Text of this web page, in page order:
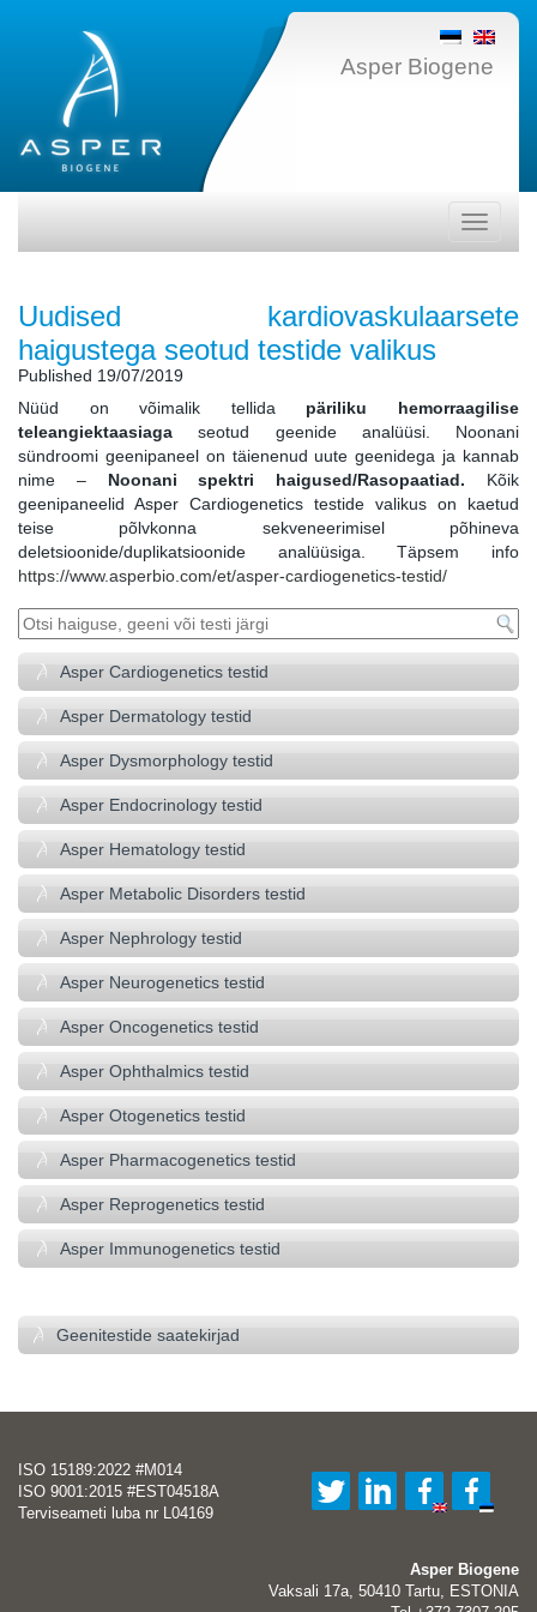
Asper Biogene
Toggle
Uudised kardiovaskulaarsete
haigustega seotud testide valikus
Published 19/07/2019
Nüüd on võimalik tellida päriliku hemorraagilise
teleangiektaasiaga seotud geenide analüüsi. Noonani
sündroomi geenipaneel on täienenud uute geenidega ja kannab
nime – Noonani spektri haigused/Rasopaatiad. Kõik
geenipaneelid Asper Cardiogenetics testide valikus on kaetud
teise põlvkonna sekveneerimisel põhineva
deletsioonide/duplikatsioonide analüüsiga. Täpsem info
https://www.asperbio.com/et/asper-cardiogenetics-testid/
Asper Cardiogenetics testid
Asper Dermatology testid
Asper Dysmorphology testid
Asper Endocrinology testid
Asper Hematology testid
Asper Metabolic Disorders testid
Asper Nephrology testid
Asper Neurogenetics testid
Asper Oncogenetics testid
Asper Ophthalmics testid
Asper Otogenetics testid
Asper Pharmacogenetics testid
Asper Reprogenetics testid
Asper Immunogenetics testid
Geenitestide saatekirjad
ISO 15189:2022 #M014
ISO 9001:2015 #EST04518A
Terviseameti luba nr L04169
Asper Biogene
Vaksali 17a, 50410 Tartu, ESTONIA